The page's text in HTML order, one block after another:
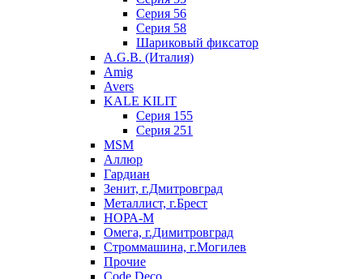
Серия 56
Серия 58
Шариковый фиксатор
A.G.B. (Италия)
Amig
Avers
KALE KILIT
Серия 155
Серия 251
MSM
Аллюр
Гардиан
Зенит, г.Дмитровград
Металлист, г.Брест
НОРА-М
Омега, г.Димитровград
Строммашина, г.Могилев
Прочие
Code Deco